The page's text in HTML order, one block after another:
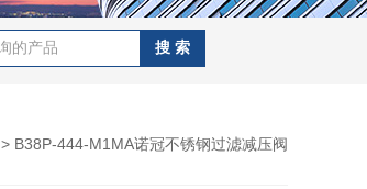
> B38P-444-M1MA诺冠不锈钢过滤减压阀